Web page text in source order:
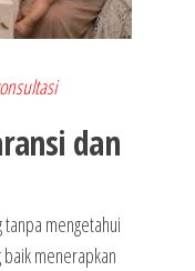
dan
mengetahui
menerapkan